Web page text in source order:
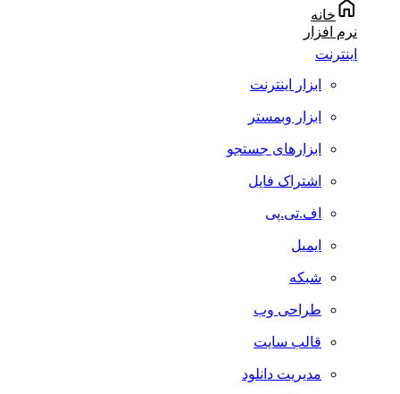
خانه
نرم افزار
اینترنت
ابزار اینترنت
ابزار وبمستر
ابزارهای جستجو
اشتراک فایل
اف.تی.پی
ایمیل
شبکه
طراحی وب
قالب سایت
مدیریت دانلود